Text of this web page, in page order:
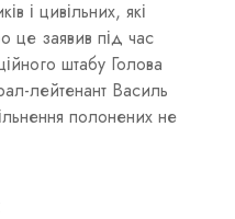
і цивільних, які
це заявив під час
штабу Голова
лейтенант Василь
полонених не